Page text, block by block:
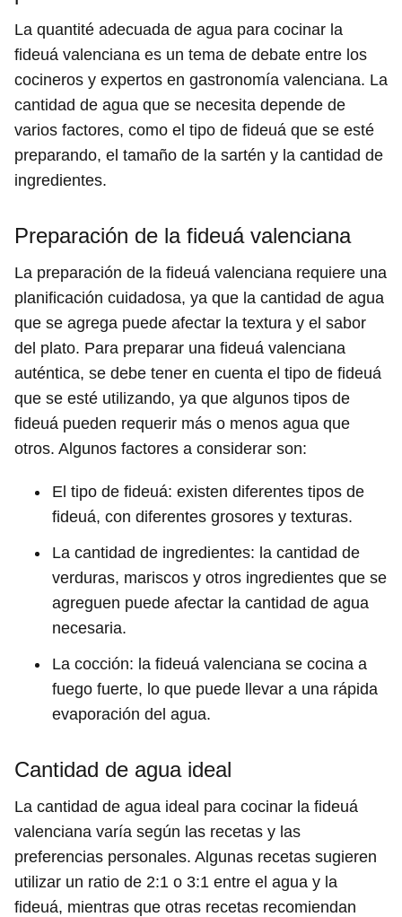
La quantité adecuada de agua para cocinar la
fideuá valenciana es un tema de debate entre los
cocineros y expertos en gastronomía valenciana. La
cantidad de agua que se necesita depende de
varios factores, como el tipo de fideuá que se esté
preparando, el tamaño de la sartén y la cantidad de
ingredientes.
Preparación de la fideuá valenciana
La preparación de la fideuá valenciana requiere una
planificación cuidadosa, ya que la cantidad de agua
que se agrega puede afectar la textura y el sabor
del plato. Para preparar una fideuá valenciana
auténtica, se debe tener en cuenta el tipo de fideuá
que se esté utilizando, ya que algunos tipos de
fideuá pueden requerir más o menos agua que
otros. Algunos factores a considerar son:
El tipo de fideuá: existen diferentes tipos de
fideuá, con diferentes grosores y texturas.
La cantidad de ingredientes: la cantidad de
verduras, mariscos y otros ingredientes que se
agreguen puede afectar la cantidad de agua
necesaria.
La cocción: la fideuá valenciana se cocina a
fuego fuerte, lo que puede llevar a una rápida
evaporación del agua.
Cantidad de agua ideal
La cantidad de agua ideal para cocinar la fideuá
valenciana varía según las recetas y las
preferencias personales. Algunas recetas sugieren
utilizar un ratio de 2:1 o 3:1 entre el agua y la
fideuá, mientras que otras recetas recomiendan